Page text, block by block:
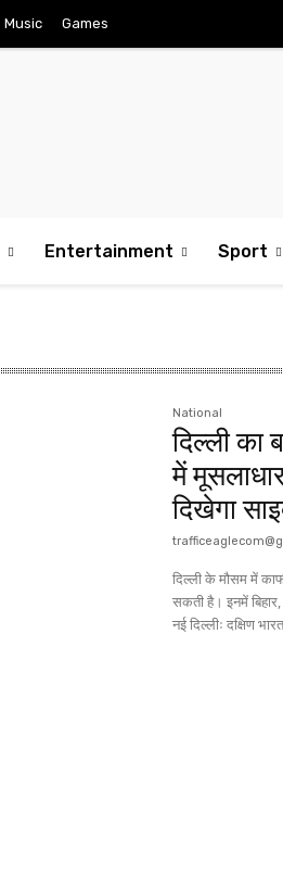
Music Games
Entertainment Sport
National
दिल्ली का
में
दिखेगा
दिल्ली के मौसम में
सकती है। इनमें
नई दिल्लीः दक्षिण